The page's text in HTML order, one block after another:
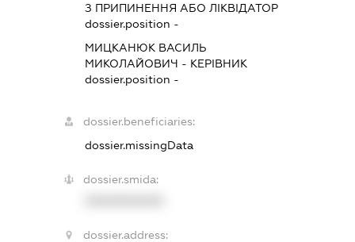
З ПРИПИНЕННЯ АБО ЛІКВІДАТОР
dossier.position -
МИЦКАНЮК ВАСИЛЬ
МИКОЛАЙОВИЧ - КЕРІВНИК
dossier.position -
dossier.beneficiaries:
dossier.missingData
dossier.smida:
dossier.address: